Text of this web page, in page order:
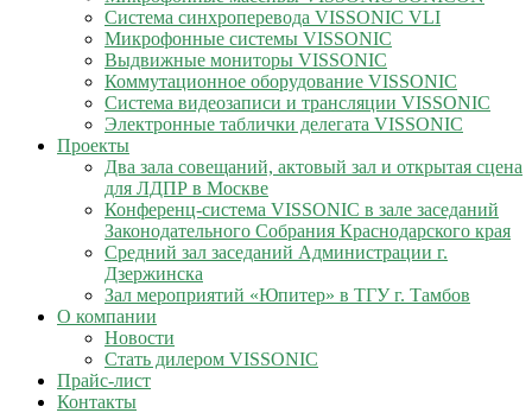
Система синхроперевода VISSONIC VLI
Микрофонные системы VISSONIC
Выдвижные мониторы VISSONIC
Коммутационное оборудование VISSONIC
Система видеозаписи и трансляции VISSONIC
Электронные таблички делегата VISSONIC
Проекты
Два зала совещаний, актовый зал и открытая сцена
для ЛДПР в Москве
Конференц-система VISSONIC в зале заседаний
Законодательного Собрания Краснодарского края
Средний зал заседаний Администрации г.
Дзержинска
Зал мероприятий «Юпитер» в ТГУ г. Тамбов
О компании
Новости
Стать дилером VISSONIC
Прайс-лист
Контакты